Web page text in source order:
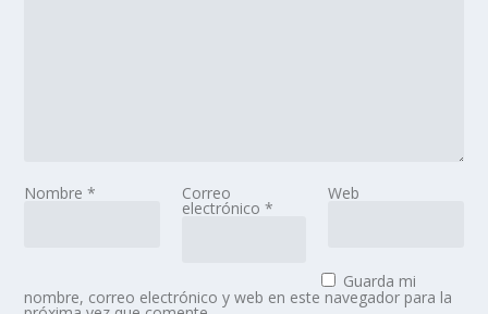
Nombre* Correo
electrónico *
Web
Guarda mi
nombre, correo electrónico y web en este navegador para la